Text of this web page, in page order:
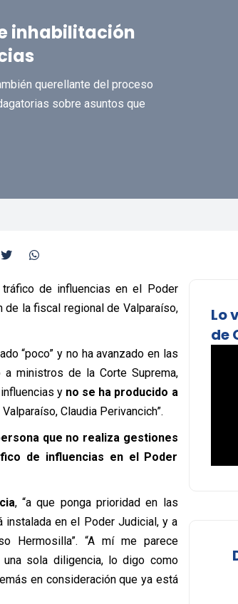
inhabilitación
querellante del proceso
sobre asuntos que
de influencias en el Poder
de la fiscal regional de Valparaíso,
“poco” y no ha avanzado en las
ministros de la Corte Suprema,
y no se ha producido a
Claudia Perivancich”.
que no realiza gestiones
de influencias en el Poder
, “a que ponga prioridad en las
instalada en el Poder Judicial, y a
Hermosilla”. “A mí me parece
sola diligencia, lo digo como
en consideración que ya está
Lo
de